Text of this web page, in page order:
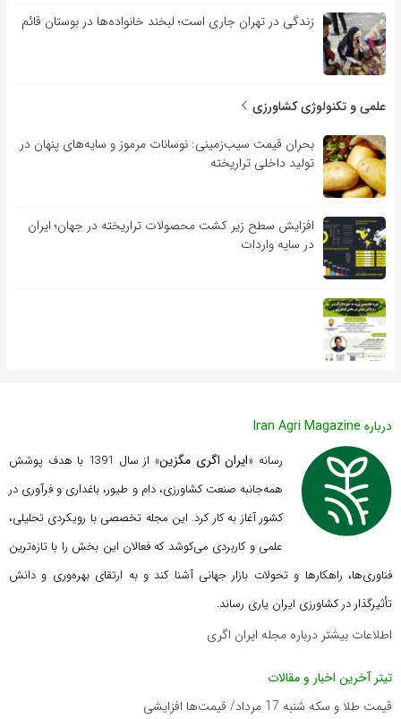
زندگی در تهران جاری است؛ لبخند خانواده‌ها در بوستان قائم
علمی و تکنولوژی کشاورزی
بحران قیمت سیب‌زمینی: نوسانات مرموز و سایه‌های پنهان در
تولید داخلی تراریخته
افزایش سطح زیر کشت محصولات تراریخته در جهان؛ ایران
در سایه واردات
درباره Iran Agri Magazine
رسانه «ایران اگری مگزین
» از سال 1391 با هدف پوشش
همه‌جانبه صنعت کشاورزی، دام و طیور، باغداری و فرآوری در
کشور آغاز به کار کرد. این مجله تخصصی با رویکردی تحلیلی،
علمی و کاربردی می‌کوشد که فعالان این بخش را با تازه‌ترین
فناوری‌ها، راهکارها و تحولات بازار جهانی آشنا کند و به ارتقای بهره‌وری و دانش
تأثیرگذار در کشاورزی ایران یاری رساند.
اطلاعات بیشتر درباره مجله ایران اگری
تیتر آخرین اخبار و مقالات
قیمت طلا و سکه شنبه 17 مرداد/ قیمت‌ها افزایشی